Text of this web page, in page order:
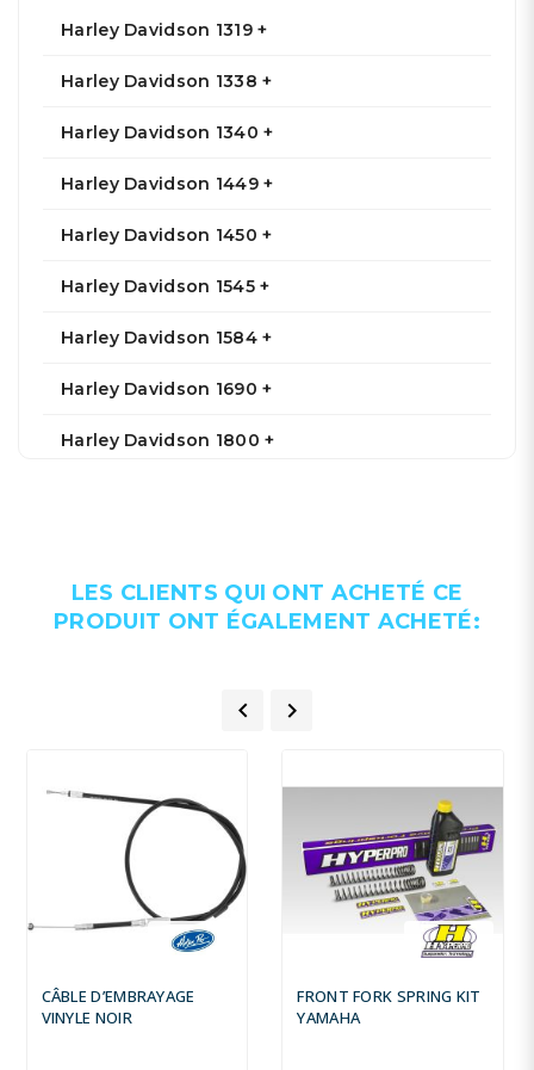
Harley Davidson 1319 +
Harley Davidson 1338 +
Harley Davidson 1340 +
Harley Davidson 1449 +
Harley Davidson 1450 +
Harley Davidson 1545 +
Harley Davidson 1584 +
Harley Davidson 1690 +
Harley Davidson 1800 +
LES CLIENTS QUI ONT ACHETÉ CE
PRODUIT ONT ÉGALEMENT ACHETÉ:
 
CÂBLE D’EMBRAYAGE
VINYLE NOIR
FRONT FORK SPRING KIT
YAMAHA